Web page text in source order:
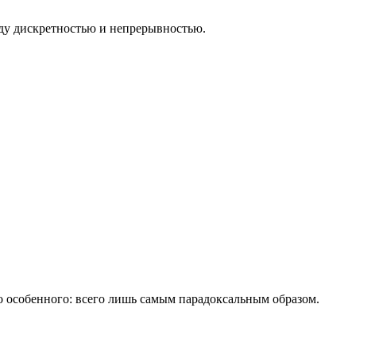
дискретностью и непрерывностью.
всего лишь самым парадоксальным образом.